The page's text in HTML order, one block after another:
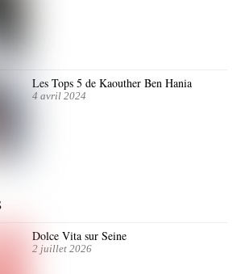
Les Tops 5 de Kaouther Ben Hania
4 avril 2024
Dolce Vita sur Seine
2 juillet 2026